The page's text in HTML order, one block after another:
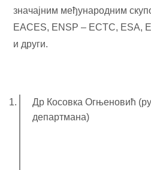
значајним међународним
EACES, ENSP – ECTC, ESA,
и други.
Др Косовка Огњеновић
департмана)